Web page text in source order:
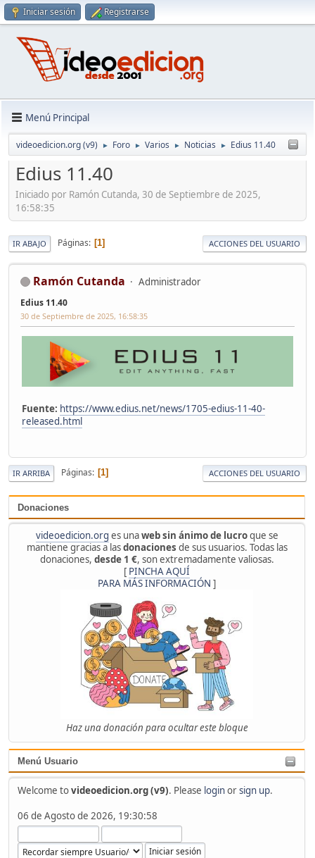
Iniciar sesión Registrarse
Menú Principal
videoedicion.org (v9) ► Foro ► Varios ► Noticias ► Edius 11.40
Donaciones
videoedicion.org es unaweb sin ánimo de lucroque se
mantiene gracias a lasdonaciones de sus usuarios. Todas las
donaciones, desde 1 €, son extremadamente valiosas.
[ PINCHA AQUÍ
PARA MÁS INFORMACIÓN ]
Haz una donación para ocultar este bloque
Menú Usuario
Welcome tovideoedicion.org (v9). Please loginorsign up.
06 de Agosto de 2026, 19:30:58
Edius 11.40
Iniciado por Ramón Cutanda, 30 de Septiembre de 2025,
16:58:35
IR ABAJO Páginas 1 ACCIONES DEL USUARIO
Ramón Cutanda Administrador
Edius 11.40
30 de Septiembre de 2025, 16:58:35
Fuente: https://www.edius.net/news/1705-edius-11-40-
released.html
IR ARRIBA Páginas 1 ACCIONES DEL USUARIO